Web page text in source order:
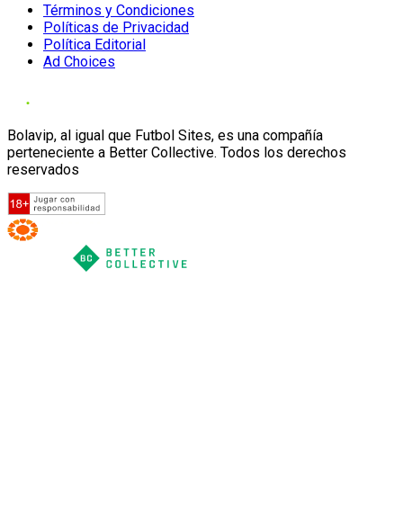
Términos y Condiciones
Políticas de Privacidad
Política Editorial
Ad Choices
Bolavip, al igual que Futbol Sites, es una compañía
perteneciente a Better Collective. Todos los derechos
reservados